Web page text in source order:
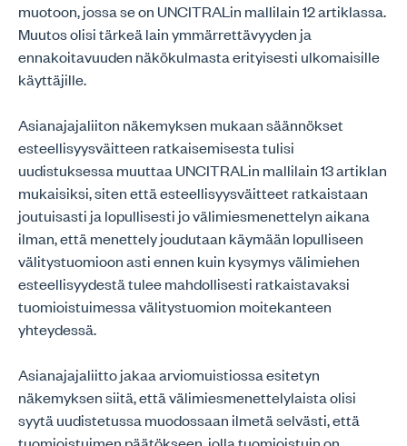
muotoon, jossa se on UNCITRALin mallilain 12 artiklassa.
Muutos olisi tärkeä lain ymmärrettävyyden ja
ennakoitavuuden näkökulmasta erityisesti ulkomaisille
käyttäjille.
Asianajajaliiton näkemyksen mukaan säännökset
esteellisyysväitteen ratkaisemisesta tulisi
uudistuksessa muuttaa UNCITRALin mallilain 13 artiklan
mukaisiksi, siten että esteellisyysväitteet ratkaistaan
joutuisasti ja lopullisesti jo välimiesmenettelyn aikana
ilman, että menettely joudutaan käymään lopulliseen
välitystuomioon asti ennen kuin kysymys välimiehen
esteellisyydestä tulee mahdollisesti ratkaistavaksi
tuomioistuimessa välitystuomion moitekanteen
yhteydessä.
Asianajajaliitto jakaa arviomuistiossa esitetyn
näkemyksen siitä, että välimiesmenettelylaista olisi
syytä uudistetussa muodossaan ilmetä selvästi, että